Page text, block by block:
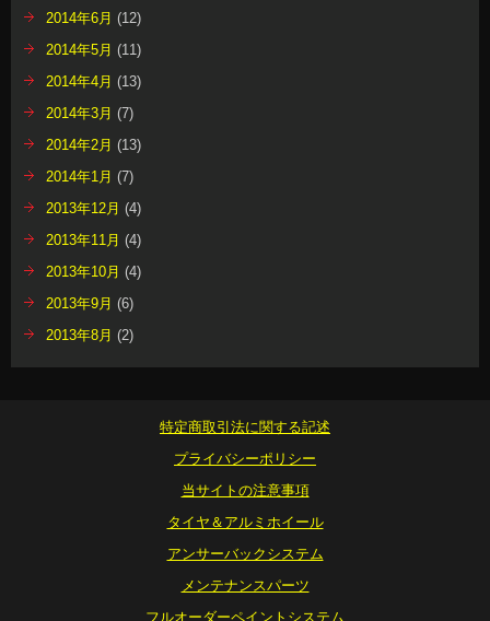
2014年6月 (12)
2014年5月 (11)
2014年4月 (13)
2014年3月 (7)
2014年2月 (13)
2014年1月 (7)
2013年12月 (4)
2013年11月 (4)
2013年10月 (4)
2013年9月 (6)
2013年8月 (2)
特定商取引法に関する記述
プライバシーポリシー
当サイトの注意事項
タイヤ＆アルミホイール
アンサーバックシステム
メンテナンスパーツ
フルオーダーペイントシステム